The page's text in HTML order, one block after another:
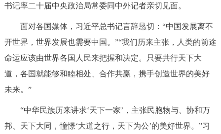
书记率二十届中央政治局常委同中外记者亲切见面。
面对各国媒体，习近平总书记言辞恳切：“中国发展离不
开世界，世界发展也需要中国。”“我们历来主张，人类的前途
命运应该由世界各国人民来把握和决定。只要共行天下大
道，各国就能够和睦相处、合作共赢，携手创造世界的美好
未来。”
“中华民族历来讲求‘天下一家’，主张民胞物与、协和万
邦、天下大同，憧憬‘大道之行，天下为公’的美好世界。”习